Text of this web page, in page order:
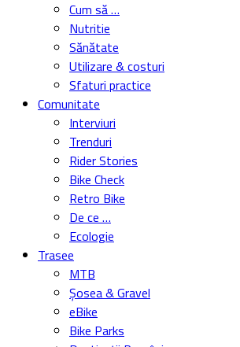
Cum să …
Nutritie
Sănătate
Utilizare & costuri
Sfaturi practice
Comunitate
Interviuri
Trenduri
Rider Stories
Bike Check
Retro Bike
De ce …
Ecologie
Trasee
MTB
Șosea & Gravel
eBike
Bike Parks